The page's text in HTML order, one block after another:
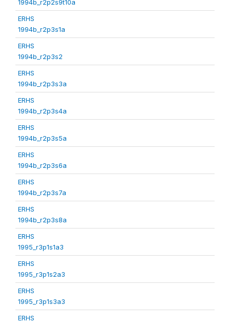
1994b_r2p2s9t10a
ERHS
1994b_r2p3s1a
ERHS
1994b_r2p3s2
ERHS
1994b_r2p3s3a
ERHS
1994b_r2p3s4a
ERHS
1994b_r2p3s5a
ERHS
1994b_r2p3s6a
ERHS
1994b_r2p3s7a
ERHS
1994b_r2p3s8a
ERHS
1995_r3p1s1a3
ERHS
1995_r3p1s2a3
ERHS
1995_r3p1s3a3
ERHS